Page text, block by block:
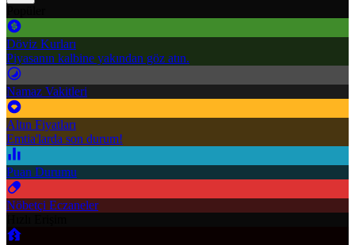
Döviz Kurları
Piyasanın kalbine yakından göz atın.
Namaz Vakitleri
Altın Fiyatları
Emtia'larda son durum!
Puan Durumu
Nöbetçi Eczaneler